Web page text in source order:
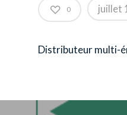
0 juillet
Distributeur multi-